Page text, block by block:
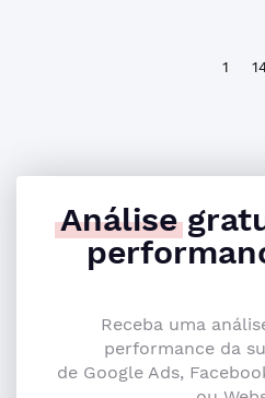
1
Análise
Receba uma
performance da
de Google Ads,